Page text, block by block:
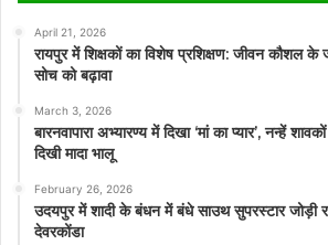
April 21, 2026
रायपुर में शिक्षकों का विशेष प्रशिक्षण: जीवन कौशल के
सोच को बढ़ावा
March 3, 2026
बारनवापारा अभ्यारण्य में दिखा ‘मां का प्यार’, नन्हें
दिखी मादा भालू
February 26, 2026
उदयपुर में शादी के बंधन में बंधे साउथ सुपरस्टार जोड़ी
देवरकोंडा